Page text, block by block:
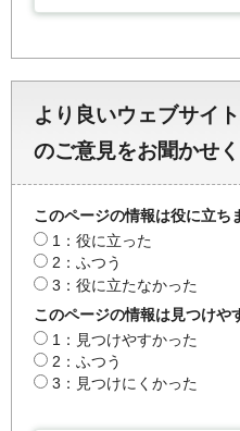
より良いウェブサイ
のご意見をお聞かせ
このページの情報は役に立ち
1：役に立った
2：ふつう
3：役に立たなかった
このページの情報は見つけや
1：見つけやすかった
2：ふつう
3：見つけにくかった